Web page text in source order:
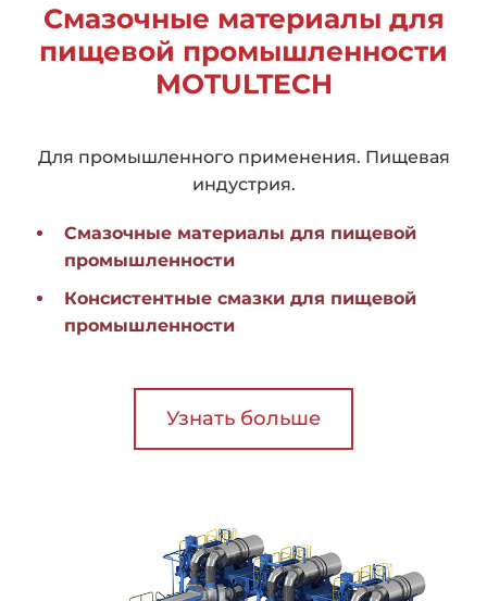
Смазочные материалы для
пищевой промышленности
MOTULTECH
Для промышленного применения. Пищевая
индустрия.
Смазочные материалы для пищевой
промышленности
Консистентные смазки для пищевой
промышленности
Узнать больше